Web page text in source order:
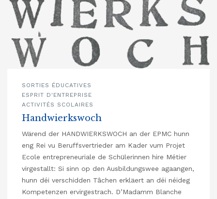
SORTIES ÉDUCATIVES
ESPRIT D'ENTREPRISE
ACTIVITÉS SCOLAIRES
Handwierkswoch
Wärend der HANDWIERKSWOCH an der EPMC hunn
eng Rei vu Beruffsvertrieder am Kader vum Projet
Ecole entrepreneuriale de Schülerinnen hire Métier
virgestallt: Si sinn op den Ausbildungswee agaangen,
hunn déi verschidden Tâchen erkläert an déi néideg
Kompetenzen ervirgestrach. D’Madamm Blanche